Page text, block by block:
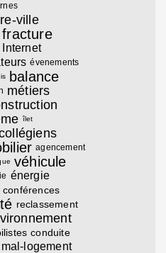
ville
fracture
évenements
balance
métiers
îlet
agencement
véhicule
énergie
conférences
reclassement
conduite
mal-logement